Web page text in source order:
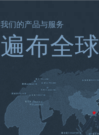
我们的产品与服务
遍布全球